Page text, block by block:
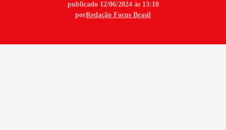
publicado 12/06/2024 às 13:10
porRedação Focus Brasil